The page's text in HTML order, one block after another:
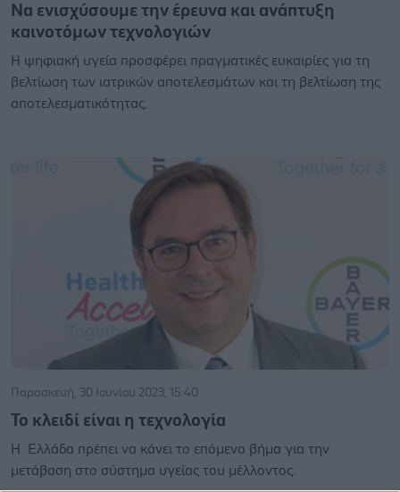
Να ενισχύσουμε την έρευνα και ανάπτυξη
καινοτόμων τεχνολογιών
Η ψηφιακή υγεία προσφέρει πραγματικές ευκαιρίες για τη
βελτίωση των ιατρικών αποτελεσμάτων και τη βελτίωση της
αποτελεσματικότητας.
Παρασκευή, 30 Ιουνίου 2023, 15:40
Το κλειδί είναι η τεχνολογία
Η Ελλάδα πρέπει να κάνει το επόμενο βήμα για την
μετάβαση στο σύστημα υγείας του μέλλοντος.